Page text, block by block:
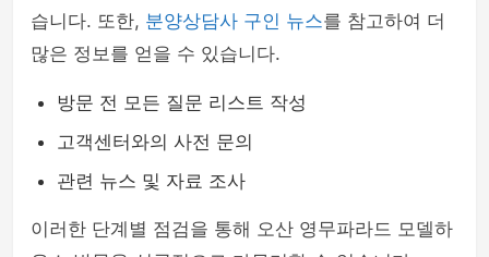
습니다. 또한, 분양상담사 구인 뉴스를 참고하여 더
많은 정보를 얻을 수 있습니다.
방문 전 모든 질문 리스트 작성
고객센터와의 사전 문의
관련 뉴스 및 자료 조사
이러한 단계별 점검을 통해 오산 영무파라드 모델하